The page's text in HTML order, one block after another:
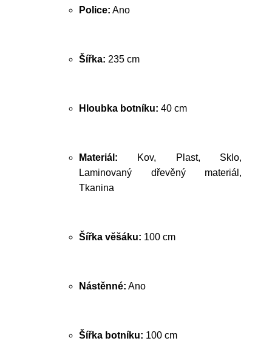
Police: Ano
Šířka: 235 cm
Hloubka botníku: 40 cm
Materiál: Kov, Plast, Sklo,
Laminovaný dřevěný materiál,
Tkanina
Šířka věšáku: 100 cm
Nástěnné: Ano
Šířka botníku: 100 cm